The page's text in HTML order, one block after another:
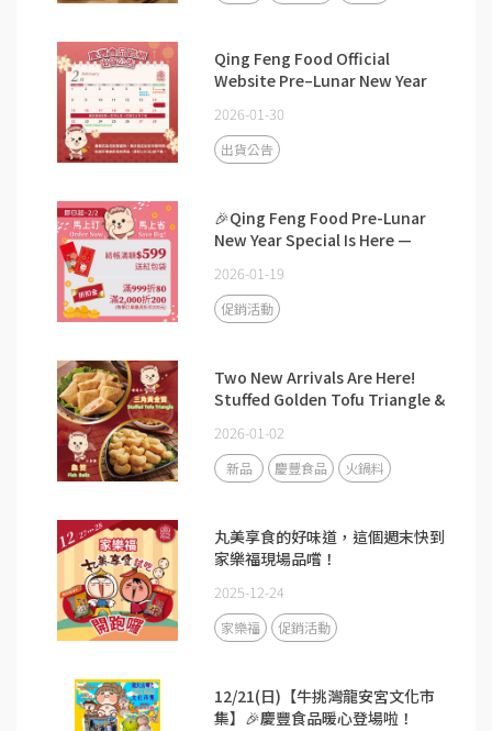
Qing Feng Food Official
Website Pre–Lunar New Year
2026-01-30
出貨公告
🎉Qing Feng Food Pre-Lunar
New Year Special Is Here —
2026-01-19
促銷活動
Two New Arrivals Are Here!
Stuffed Golden Tofu Triangle &
Available on Qing Feng
Food’s Official Website. 🎉
2026-01-02
新品 慶豐食品 火鍋料
丸美享食的好味道，這個週末快到
家樂福現場品嚐！
2025-12-24
家樂福 促銷活動
12/21(日)【牛挑灣龍安宮文化市
集】🎉慶豐食品暖心登場啦！